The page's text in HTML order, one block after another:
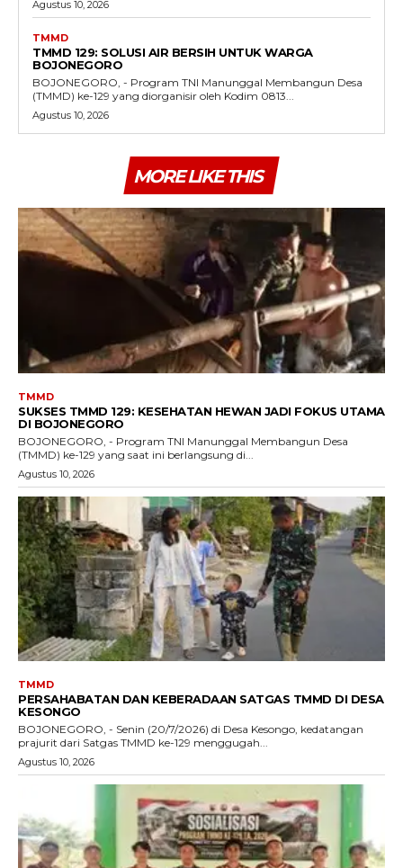
Agustus 10, 2026
TMMD
TMMD 129: SOLUSI AIR BERSIH UNTUK WARGA
BOJONEGORO
BOJONEGORO, - Program TNI Manunggal Membangun Desa
(TMMD) ke-129 yang diorganisir oleh Kodim 0813...
Agustus 10, 2026
MORE LIKE THIS
TMMD
SUKSES TMMD 129: KESEHATAN HEWAN JADI FOKUS UTAMA
DI BOJONEGORO
BOJONEGORO, - Program TNI Manunggal Membangun Desa
(TMMD) ke-129 yang saat ini berlangsung di...
Agustus 10, 2026
TMMD
PERSAHABATAN DAN KEBERADAAN SATGAS TMMD DI DESA
KESONGO
BOJONEGORO, - Senin (20/7/2026) di Desa Kesongo, kedatangan
prajurit dari Satgas TMMD ke-129 menggugah...
Agustus 10, 2026